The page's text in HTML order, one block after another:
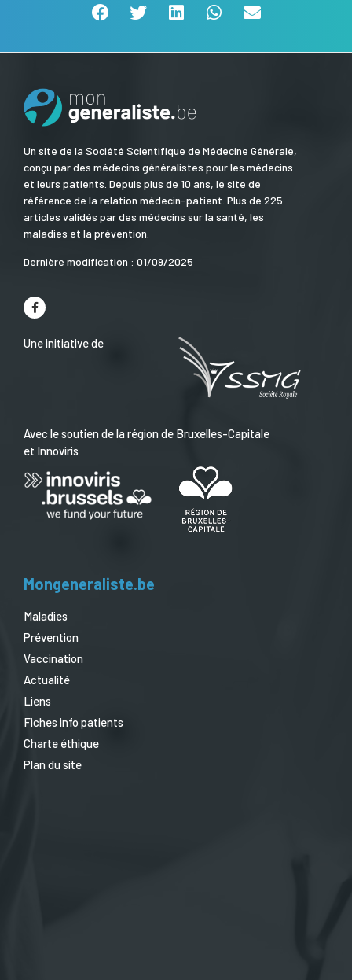
Un site de la Société Scientifique de Médecine Générale,
conçu par des médecins généralistes pour les médecins
et leurs patients. Depuis plus de 10 ans, le site de
référence de la relation médecin-patient. Plus de 225
articles validés par des médecins sur la santé, les
maladies et la prévention.
Dernière modification : 01/09/2025
Une initiative de
Avec le soutien de la région de Bruxelles-Capitale
et Innoviris
Mongeneraliste.be
Maladies
Prévention
Vaccination
Actualité
Liens
Fiches info patients
Charte éthique
Plan du site